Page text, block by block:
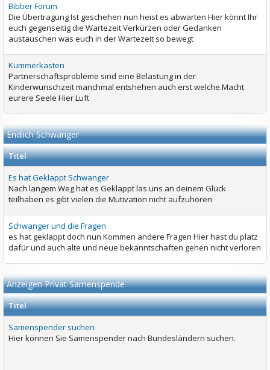
Bibber Forum
Die Übertragung Ist geschehen nun heist es abwarten Hier könnt Ihr
euch gegenseitig die Wartezeit Verkürzen oder Gedanken
austauschen was euch in der Wartezeit so bewegt
Kummerkasten
Partnerschaftsprobleme sind eine Belastung in der
Kinderwunschzeit manchmal entshehen auch erst welche.Macht
eurere Seele Hier Luft
Endlich Schwanger
Titel
Es hat Geklappt Schwanger
Nach langem Weg hat es Geklappt las uns an deinem Glück
teilhaben es gibt vielen die Mutivation nicht aufzuhören
Schwanger und die Fragen
es hat geklappt doch nun Kommen andere Fragen Hier hast du platz
dafür und auch alte und neue bekanntschaften gehen nicht verloren
Anzeigen Privat Samenspende
Titel
Samenspender suchen
Hier können Sie Samenspender nach Bundesländern suchen.